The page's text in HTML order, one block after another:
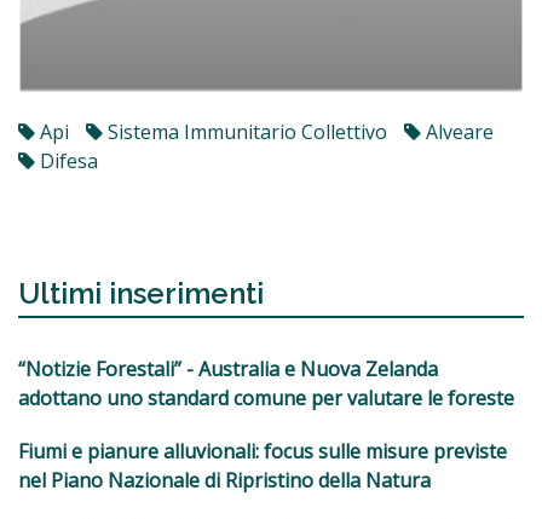
Api Sistema Immunitario Collettivo
Alveare
Difesa
Ultimi inserimenti
“Notizie Forestali” - Australia e Nuova Zelanda
adottano uno standard comune per valutare le foreste
Fiumi e pianure alluvionali: focus sulle misure previste
nel Piano Nazionale di Ripristino della Natura